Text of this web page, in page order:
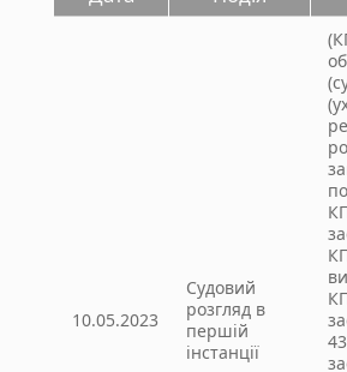
10.05.2023
Судовий
розгляд в
першій
інстанції